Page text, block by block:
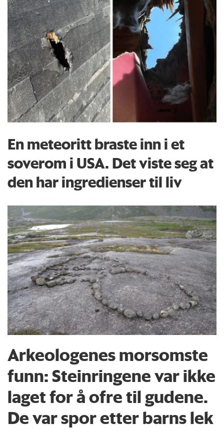
En meteoritt braste inn i et
soverom i USA. Det viste seg at
den har ingredienser til liv
Arkeologenes morsomste
funn: Steinringene var ikke
laget for å ofre til gudene.
De var spor etter barns lek